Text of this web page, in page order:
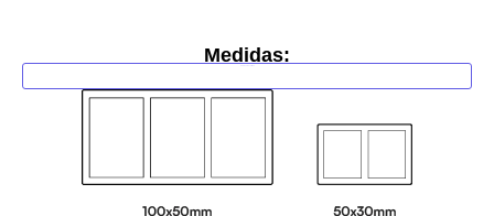
Medidas: